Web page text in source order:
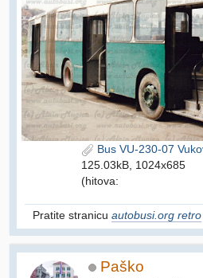
Bus VU-230-07
125.03kB, 1024x685
(hitova:
Pratite stranicu autobusi.org retro
Paško